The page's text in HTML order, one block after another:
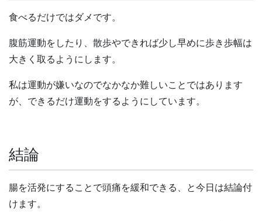
食べるだけではダメです。
腹筋運動をしたり、散歩やできれば少し早めに歩き歩幅は
大きく取るようにします。
私は運動が嫌いなのでなかなか難しいことではあります
が、できるだけ運動をするようにしています。
結論
腸を活発にすることで頭痛を緩和できる、と今日は結論付
けます。